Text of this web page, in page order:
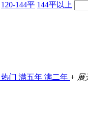
120-144平 144平以上
热门 满五年 满二年 + 展